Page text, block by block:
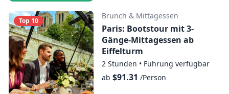
Top 10
Brunch & Mittagessen
Paris: Bootstour mit 3-
Gänge-Mittagessen ab
Eiffelturm
2 Stunden • Führung verfügbar
ab $91.31 /Person